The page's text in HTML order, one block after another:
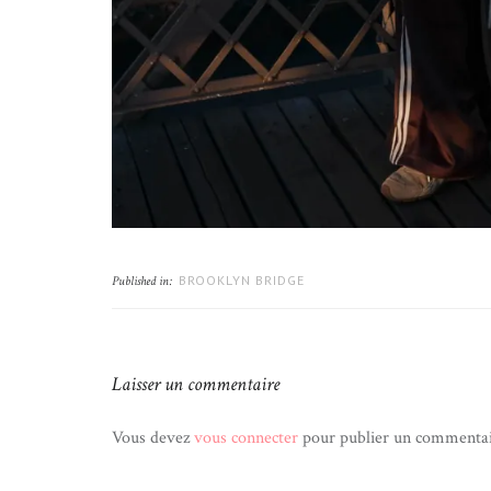
Published in: BROOKLYN BRIDGE
Laisser un commentaire
Vous devezvous connecterpour publier un